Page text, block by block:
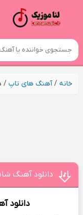
خانه/آهنگ های تاپ/
دانلود آهنگ
دانلود